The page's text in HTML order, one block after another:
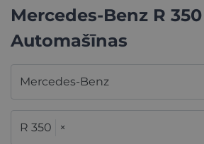
Mercedes-Benz R 350
Automašīnas
Mercedes-Benz
R 350 ×